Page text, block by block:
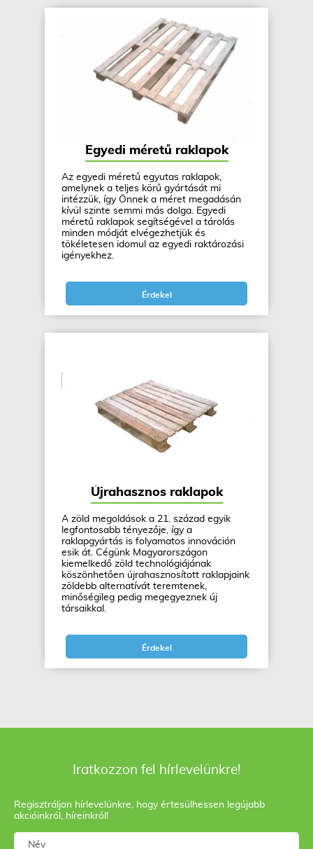
Egyedi méretű raklapok
Az egyedi méretű egyutas raklapok,
amelynek a teljes körű gyártását mi
intézzük, így Önnek a méret megadásán
kívül szinte semmi más dolga. Egyedi
méretű raklapok segítségével a tárolás
minden módját elvégezhetjük és
tökéletesen idomul az egyedi raktározási
igényekhez.
Érdekel
Újrahasznos raklapok
A zöld megoldások a 21. század egyik
legfontosabb tényezője, így a
raklapgyártás is folyamatos innováción
esik át. Cégünk Magyarországon
kiemelkedő zöld technológiájának
köszönhetően újrahasznosított raklapjaink
zöldebb alternatívát teremtenek,
minőségileg pedig megegyeznek új
társaikkal.
Érdekel
Iratkozzon fel hírlevelünkre!
Regisztráljon hírlevelünkre, hogy értesülhessen legújabb
akcióinkról, híreinkről!